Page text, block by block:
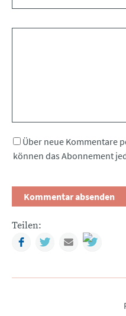
Über neue Kommentare
können das Abonnement
Teilen:
FacebookTwitterMail